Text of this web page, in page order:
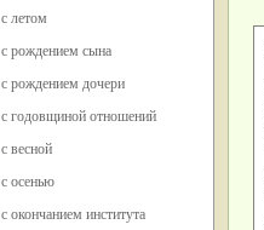
с летом
с рождением сына
с рождением дочери
с годовщиной отношений
с весной
с осенью
с окончанием института